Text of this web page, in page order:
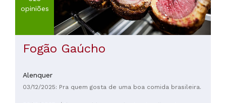
ou para alguém acostumado a comer em qualquer lugar do
mundo, mas não para um sevilhano que quer levar a
namorada, que não come de tudo, a um lugar romântico para
surpreendê-la. Em resumo, uma experiência adorável —
opiniões
Fogão Gaúcho
Alenquer
03/12/2025: Pra quem gosta de uma boa comida brasileira.